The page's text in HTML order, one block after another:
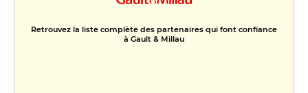
Retrouvez la liste complète des partenaires qui font confiance
à Gault & Millau